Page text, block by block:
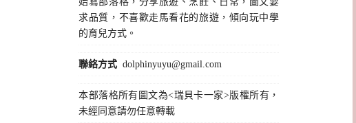
求品質，不喜歡走馬看花的旅遊，傾向玩中學
的育兒方式。
聯絡方式 dolphinyuyu@gmail.com
本部落格所有圖文為<瑞貝卡一家>版權所有，
未經同意請勿任意轉載